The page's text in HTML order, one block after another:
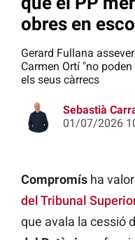
obres en
Gerard Fullana
Carmen Ortí "no
els seus càrrecs
Sebastià
01/07/2026
Compromís ha
del Tribunal
que avala la cessió